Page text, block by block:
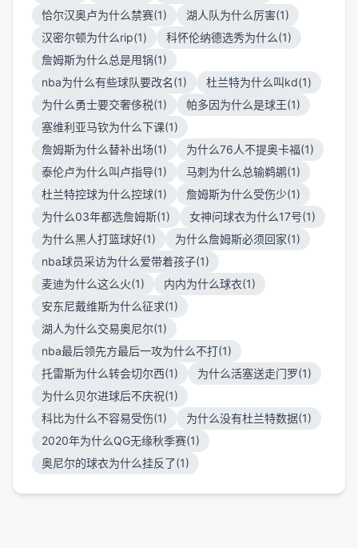
恰尔汉奥卢为什么禁赛(1)
湖人队为什么厉害(1)
汉密尔顿为什么rip(1)
科怀伦纳德选秀为什么(1)
詹姆斯为什么总是甩锅(1)
nba为什么有些球队要改名(1)
杜兰特为什么叫kd(1)
为什么勇士要交奢侈税(1)
帕多因为什么是球王(1)
塞维利亚马钦为什么下课(1)
詹姆斯为什么替补出场(1)
为什么76人不提奥卡福(1)
泰伦卢为什么叫卢指导(1)
马刺为什么总输鹈鹕(1)
杜兰特控球为什么控球(1)
詹姆斯为什么受伤少(1)
为什么03年都选詹姆斯(1)
女神问球衣为什么17号(1)
为什么黑人打篮球好(1)
为什么詹姆斯必须回家(1)
nba球员采访为什么爱带着孩子(1)
麦迪为什么这么火(1)
内内为什么球衣(1)
安东尼戴维斯为什么征求(1)
湖人为什么交易奥尼尔(1)
nba最后领先方最后一攻为什么不打(1)
托雷斯为什么转会切尔西(1)
为什么活塞送走门罗(1)
为什么贝尔进球后不庆祝(1)
科比为什么不容易受伤(1)
为什么没有杜兰特数据(1)
2020年为什么QG无缘秋季赛(1)
奥尼尔的球衣为什么挂反了(1)